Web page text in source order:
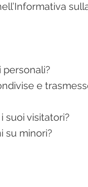
e
suoi visitatori?
su minori?